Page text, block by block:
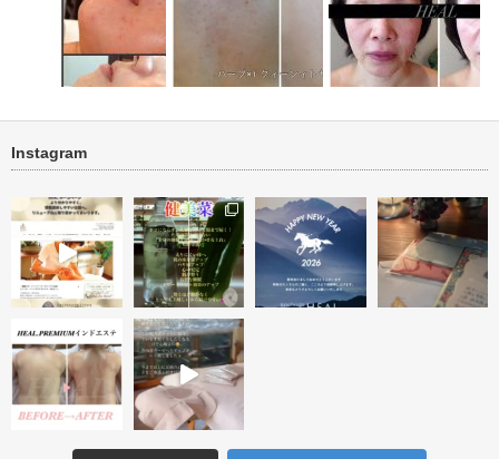
肌再生
ニキビ・ニキビ跡改善 ビフォブライダル・背中ニキビ・ニキ★オーダーメイドトリー
Instagram